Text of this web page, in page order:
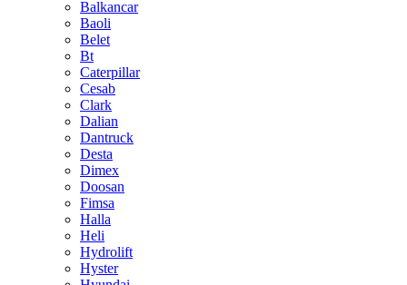
Balkancar
Baoli
Belet
Bt
Caterpillar
Cesab
Clark
Dalian
Dantruck
Desta
Dimex
Doosan
Fimsa
Halla
Heli
Hydrolift
Hyster